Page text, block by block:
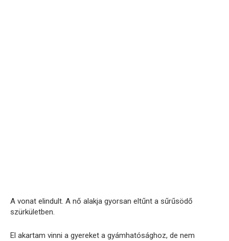
A vonat elindult. A nő alakja gyorsan eltűnt a sűrűsödő
szürkületben.
El akartam vinni a gyereket a gyámhatósághoz, de nem